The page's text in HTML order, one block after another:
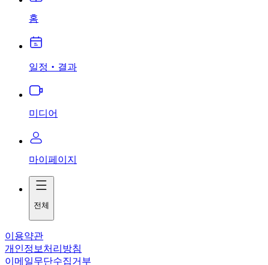
홈
일정‧결과
미디어
마이페이지
전체
이용약관
개인정보처리방침
이메일무단수집거부